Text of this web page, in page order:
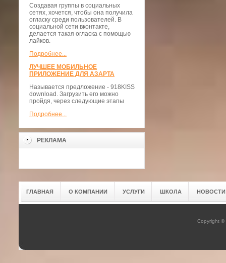
Создавая группы в социальных
сетях, хочется, чтобы она получила
огласку среди пользователей. В
социальной сети вконтакте,
делается такая огласка с помощью
лайков.
Подробнее...
ЛУЧШЕЕ МОБИЛЬНОЕ
ПРИЛОЖЕНИЕ ДЛЯ АЗАРТА
Называется предложение - 918KISS
download. Загрузить его можно
пройдя, через следующие этапы
Подробнее...
РЕКЛАМА
ГЛАВНАЯ О КОМПАНИИ УСЛУГИ ШКОЛА НОВОСТИ
Copyright